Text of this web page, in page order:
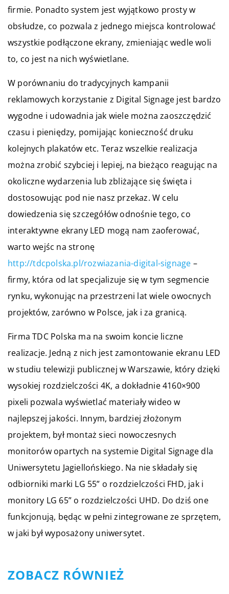
firmie. Ponadto system jest wyjątkowo prosty w
obsłudze, co pozwala z jednego miejsca kontrolować
wszystkie podłączone ekrany, zmieniając wedle woli
to, co jest na nich wyświetlane.
W porównaniu do tradycyjnych kampanii
reklamowych korzystanie z Digital Signage jest bardzo
wygodne i udowadnia jak wiele można zaoszczędzić
czasu i pieniędzy, pomijając konieczność druku
kolejnych plakatów etc. Teraz wszelkie realizacja
można zrobić szybciej i lepiej, na bieżąco reagując na
okoliczne wydarzenia lub zbliżające się święta i
dostosowując pod nie nasz przekaz. W celu
dowiedzenia się szczegółów odnośnie tego, co
interaktywne ekrany LED mogą nam zaoferować,
warto wejśc na stronę
http://tdcpolska.pl/rozwiazania-digital-signage –
firmy, która od lat specjalizuje się w tym segmencie
rynku, wykonując na przestrzeni lat wiele owocnych
projektów, zarówno w Polsce, jak i za granicą.
Firma TDC Polska ma na swoim koncie liczne
realizacje. Jedną z nich jest zamontowanie ekranu LED
w studiu telewizji publicznej w Warszawie, który dzięki
wysokiej rozdzielczości 4K, a dokładnie 4160×900
pixeli pozwala wyświetlać materiały wideo w
najlepszej jakości. Innym, bardziej złożonym
projektem, był montaż sieci nowoczesnych
monitorów opartych na systemie Digital Signage dla
Uniwersytetu Jagiellońskiego. Na nie składały się
odbiorniki marki LG 55” o rozdzielczości FHD, jak i
monitory LG 65” o rozdzielczości UHD. Do dziś one
funkcjonują, będąc w pełni zintegrowane ze sprzętem,
w jaki był wyposażony uniwersytet.
ZOBACZ RÓWNIEŻ